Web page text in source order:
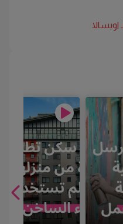
اوبسالا